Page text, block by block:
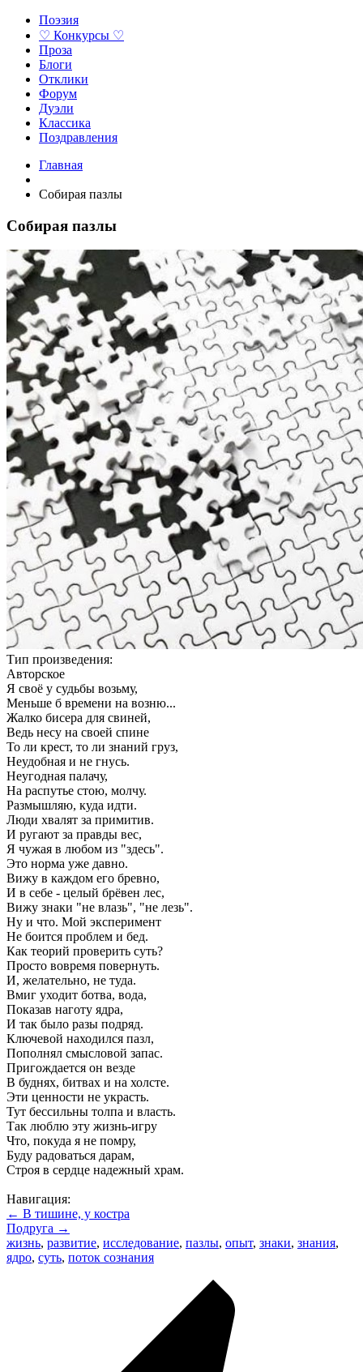
Поэзия
♡ Конкурсы ♡
Проза
Блоги
Отклики
Форум
Дуэли
Классика
Поздравления
Главная
Собирая пазлы
Собирая пазлы
Тип произведения:
Авторское
Я своё у судьбы возьму,
Меньше б времени на возню...
Жалко бисера для свиней,
Ведь несу на своей спине
То ли крест, то ли знаний груз,
Неудобная и не гнусь.
Неугодная палачу,
На распутье стою, молчу.
Размышляю, куда идти.
Люди хвалят за примитив.
И ругают за правды вес,
Я чужая в любом из "здесь".
Это норма уже давно.
Вижу в каждом его бревно,
И в себе - целый брёвен лес,
Вижу знаки "не влазь", "не лезь".
Ну и что. Мой эксперимент
Не боится проблем и бед.
Как теорий проверить суть?
Просто вовремя повернуть.
И, желательно, не туда.
Вмиг уходит ботва, вода,
Показав наготу ядра,
И так было разы подряд.
Ключевой находился пазл,
Пополнял смысловой запас.
Пригождается он везде
В буднях, битвах и на холсте.
Эти ценности не украсть.
Тут бессильны толпа и власть.
Так люблю эту жизнь-игру
Что, покуда я не помру,
Буду радоваться дарам,
Строя в сердце надежный храм.
Навигация:
← В тишине, у костра
Подруга →
жизнь, развитие, исследование, пазлы, опыт, знаки, знания,
ядро, суть, поток сознания